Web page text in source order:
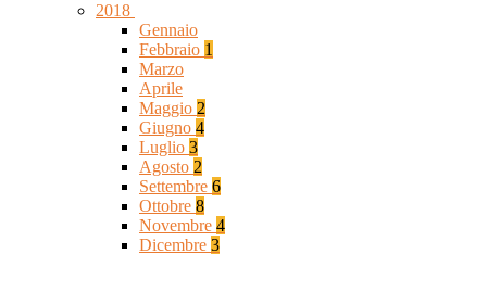
2018
Gennaio
Febbraio 1
Marzo
Aprile
Maggio 2
Giugno 4
Luglio 3
Agosto 2
Settembre 6
Ottobre 8
Novembre 4
Dicembre 3